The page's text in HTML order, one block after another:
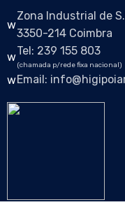
Zona Industrial de
3350-214 Coimbra
Tel: 239 155 803
(chamada p/rede fixa nacional)
Email: